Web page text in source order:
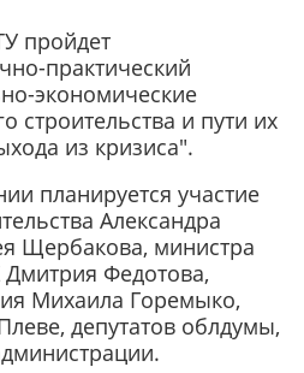
пройдет
практический
экономические
и пути их
из кризиса".
планируется участие
Александра
Щербакова, министра
Дмитрия Федотова,
Михаила Горемыко,
депутатов облдумы,